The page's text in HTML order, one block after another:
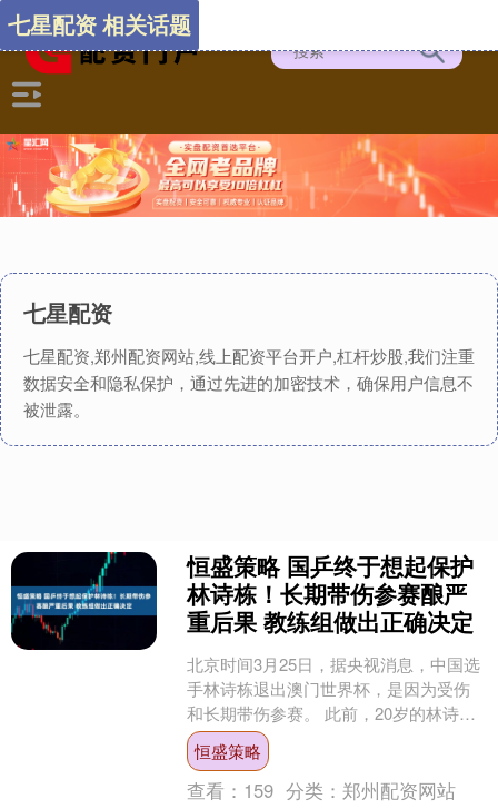
七星配资
七星配资,郑州配资网站,线上配资平台开户,杠杆炒股,我们注重
数据安全和隐私保护，通过先进的加密技术，确保用户信息不
被泄露。
七星配资 相关话题
恒盛策略 国乒终于想起保护
林诗栋！长期带伤参赛酿严
重后果 教练组做出正确决定
北京时间3月25日，据央视消息，中国选
手林诗栋退出澳门世界杯，是因为受伤
和长期带伤参赛。 此前，20岁的林诗栋
已经因伤退出WTT重庆冠军赛，而昨
天，国际乒联又突....
恒盛策略
查看： 159 分类：郑州配资网站